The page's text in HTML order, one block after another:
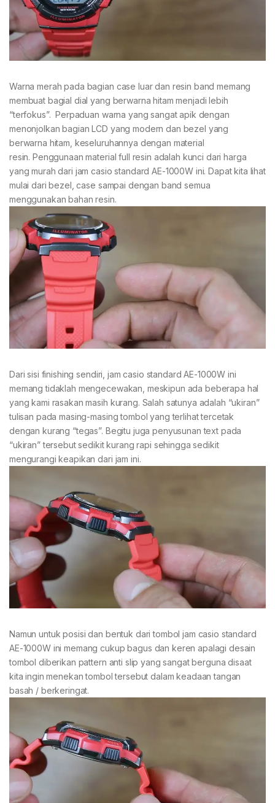
Warna merah pada bagian case luar dan resin band memang
membuat bagial dial yang berwarna hitam menjadi lebih
“terfokus”. Perpaduan warna yang sangat apik dengan
menonjolkan bagian LCD yang modern dan bezel yang
berwarna hitam, keseluruhannya dengan material
resin. Penggunaan material full resin adalah kunci dari harga
yang murah dari jam casio standard AE-1000W ini. Dapat kita lihat
mulai dari bezel, case sampai dengan band semua
menggunakan bahan resin.
Dari sisi finishing sendiri, jam casio standard AE-1000W ini
memang tidaklah mengecewakan, meskipun ada beberapa hal
yang kami rasakan masih kurang. Salah satunya adalah “ukiran”
tulisan pada masing-masing tombol yang terlihat tercetak
dengan kurang “tegas”. Begitu juga penyusunan text pada
“ukiran” tersebut sedikit kurang rapi sehingga sedikit
mengurangi keapikan dari jam ini.
Namun untuk posisi dan bentuk dari tombol jam casio standard
AE-1000W ini memang cukup bagus dan keren apalagi desain
tombol diberikan pattern anti slip yang sangat berguna disaat
kita ingin menekan tombol tersebut dalam keadaan tangan
basah / berkeringat.